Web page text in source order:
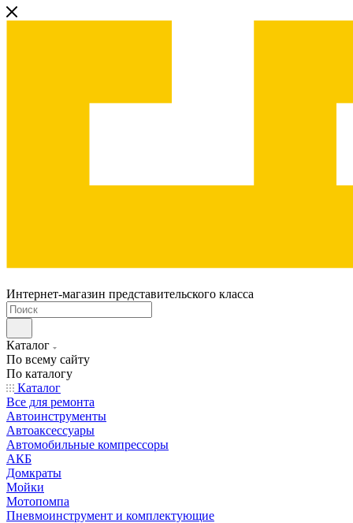
Интернет-магазин представительского класса
Каталог
По всему сайту
По каталогу
Каталог
Все для ремонта
Автоинструменты
Автоаксессуары
Автомобильные компрессоры
АКБ
Домкраты
Мойки
Мотопомпа
Пневмоинструмент и комплектующие